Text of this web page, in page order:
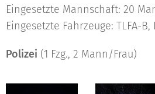
Eingesetzte Mannschaft: 20
Eingesetzte Fahrzeuge: TLFA-B,
Polizei (1 Fzg., 2 Mann/Frau)